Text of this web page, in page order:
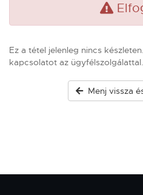
Ez a tétel jelenleg nincs
kapcsolatot az ügyfélszolgálattal.
Menj vissza